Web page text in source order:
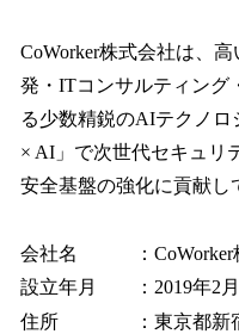
CoWorker株式会社は、
発・ITコンサルティング
る少数精鋭のAIテクノロ
× AI」で次世代セキュリ
安全基盤の強化に貢献し
会社名 ：CoWorker
設立年月 ：2019年2月
住所 ：東京都新宿区